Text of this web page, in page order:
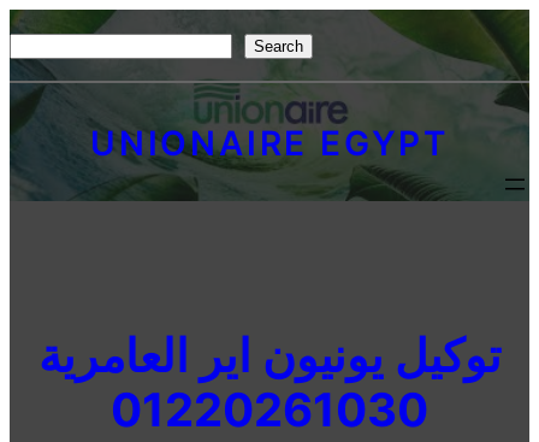
Skip
to
content
e
r
c
Search
UNIONAIRE EGYPT
توكيل يونيون اير العامرية
01220261030